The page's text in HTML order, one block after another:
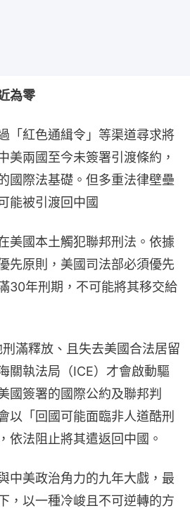
為零
「紅色通緝令」等渠道尋求將
美兩國至今未簽署引渡條約，
國際法基礎。但多重法律壁壘
能被引渡回中國
美國本土觸犯聯邦刑法。依據
先原則，美國司法部必須優先
30年刑期，不可能將其移交給
滿釋放、且失去美國合法居留
關執法局（ICE）才會啟動驅
國簽署的國際公約及聯邦判
以「回國可能面臨非人道酷刑
依法阻止將其遣返回中國。
中美政治角力的九年大戲，最
，以一種冷峻且不可逆轉的方